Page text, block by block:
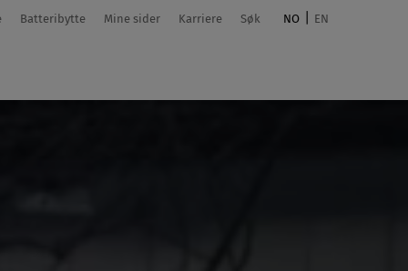
Batteribytte Mine sider Karriere Søk NO EN